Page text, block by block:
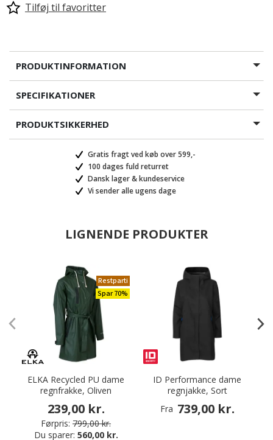
Tilføj til favoritter
PRODUKTINFORMATION
SPECIFIKATIONER
PRODUKTSIKKERHED
Gratis fragt ved køb over 599,-
100 dages fuld returret
Dansk lager & kundeservice
Vi sender alle ugens dage
LIGNENDE PRODUKTER
Restparti
Spar 70%
ELKA Recycled PU dame
regnfrakke, Oliven
239,00 kr.
Førpris: 799,00 kr.
Du sparer: 560,00 kr.
ID Performance dame
regnjakke, Sort
Fra 739,00 kr.